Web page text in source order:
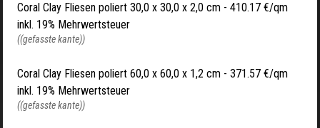
Coral Clay Fliesen poliert 30,0 x 30,0 x 2,0 cm - 410.17 €/qm
inkl. 19% Mehrwertsteuer
((gefasste kante))
Coral Clay Fliesen poliert 60,0 x 60,0 x 1,2 cm - 371.57 €/qm
inkl. 19% Mehrwertsteuer
((gefasste kante))